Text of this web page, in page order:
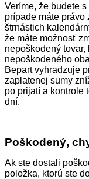
Veríme, že budete
prípade máte
štrnástich
že máte možnosť
nepoškodený
nepoškodeného
Bepart vyhradzuje
zaplatenej sumy
po prijatí a kontrole
dní.
Poškodený,
Ak ste dostali
položka, ktorú ste